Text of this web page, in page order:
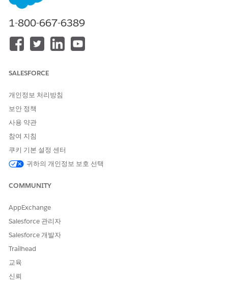
드 트리거형 승인 오케스트레이션을 만듭니다. 자세한 구성 및 설정
단계는Manager Approvals 설정
1-800-667-6389
SALESFORCE
개인정보 처리방침
보안 정책
사용 약관
참여 지침
쿠키 기본 설정 센터
귀하의 개인정보 보호 선택
COMMUNITY
AppExchange
Salesforce 관리자
Salesforce 개발자
Trailhead
교육
신뢰